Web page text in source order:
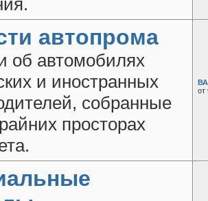
автопрома
об автомобилях
и иностранных
собранные
просторах
от